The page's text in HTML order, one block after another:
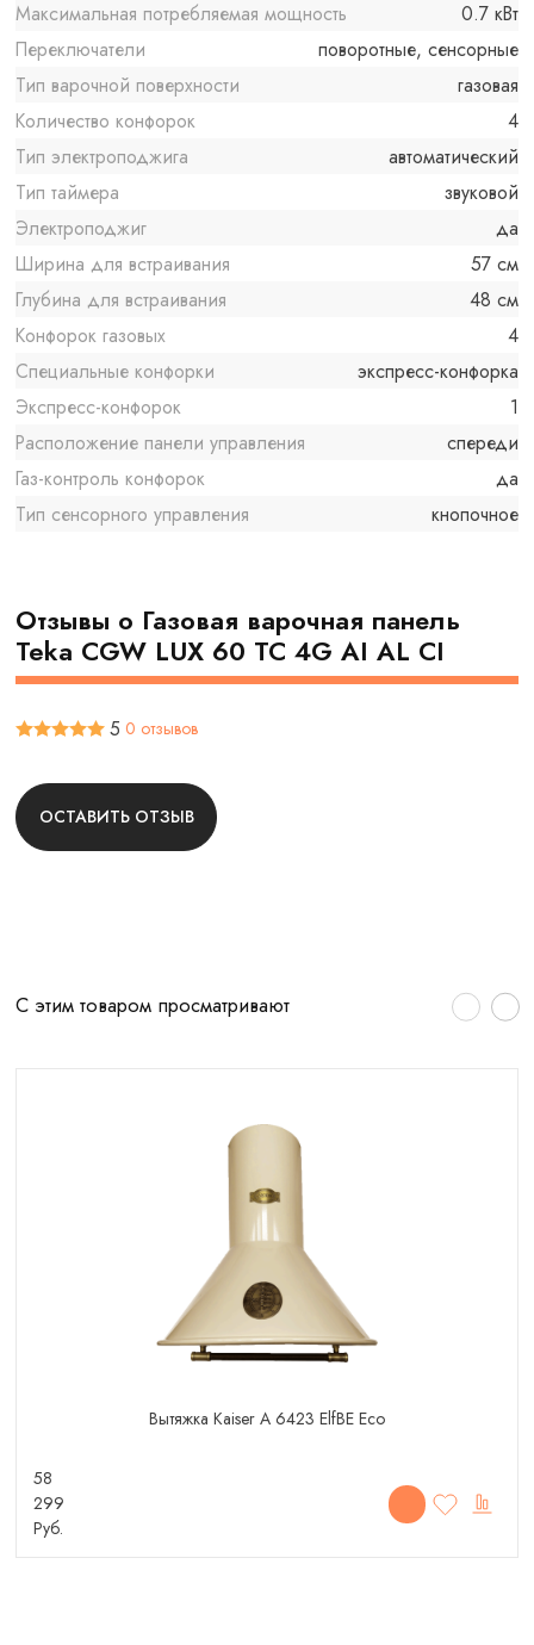
Максимальная потребляемая мощность
0.7 кВт
Переключатели
поворотные, сенсорные
Тип варочной поверхности
газовая
Количество конфорок
4
Тип электроподжига
автоматический
Тип таймера
звуковой
Электроподжиг
да
Ширина для встраивания
57 см
Глубина для встраивания
48 см
Конфорок газовых
4
Специальные конфорки
экспресс-конфорка
Экспресс-конфорок
1
Расположение панели управления
спереди
Газ-контроль конфорок
да
Тип сенсорного управления
кнопочное
Отзывы о Газовая варочная панель
Teka CGW LUX 60 TC 4G AI AL CI
5 0 отзывов
ОСТАВИТЬ ОТЗЫВ
С этим товаром просматривают
Вытяжка Kaiser A 6423 ElfBE Eco
58
299
Руб.